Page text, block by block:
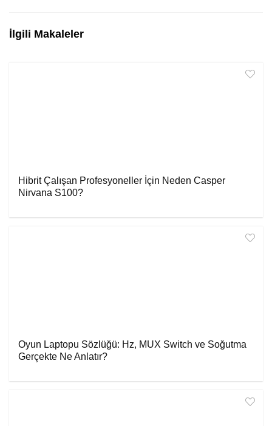
İlgili Makaleler
Hibrit Çalışan Profesyoneller İçin Neden Casper
Nirvana S100?
Oyun Laptopu Sözlüğü: Hz, MUX Switch ve Soğutma
Gerçekte Ne Anlatır?